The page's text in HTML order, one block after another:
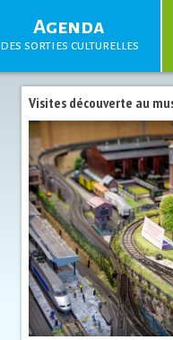
Agenda
des sorties culturelles